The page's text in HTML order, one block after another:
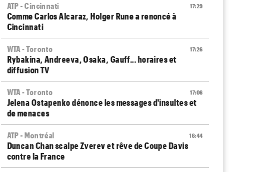
17:29
ATP - Cincinnati
Comme Carlos Alcaraz, Holger Rune a renoncé à
Cincinnati
17:26
WTA - Toronto
Rybakina, Andreeva, Osaka, Gauff... horaires et
diffusion TV
17:06
WTA - Toronto
Jelena Ostapenko dénonce les messages d'insultes et
de menaces
16:44
ATP - Montréal
Duncan Chan scalpe Zverev et rêve de Coupe Davis
contre la France